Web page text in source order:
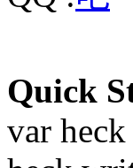
Quick
var